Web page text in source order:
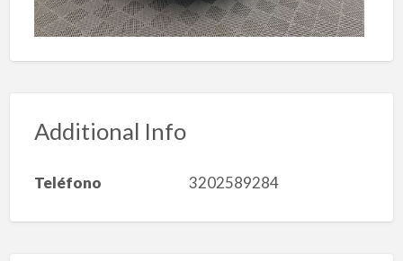
Additional Info
Teléfono 3202589284